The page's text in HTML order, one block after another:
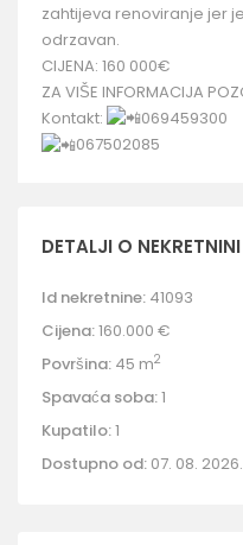
zahtijeva renoviranje jer
odrzavan.
CIJENA: 160 000€
ZA VIŠE INFORMACIJA
Kontakt:
069459300
067502085
DETALJI O NEKRETNINI
Id nekretnine: 41093
Cijena:160.000 €
Površina: 45 m2
Spavaća soba:1
Kupatilo:1
Dostupno od: 07. 08. 2026.